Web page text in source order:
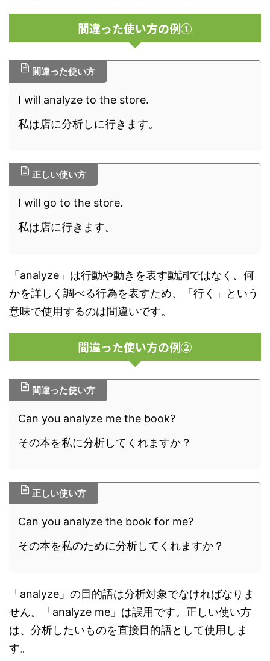
間違った使い方の例①
間違った使い方
I will analyze to the store.
私は店に分析しに行きます。
正しい使い方
I will go to the store.
私は店に行きます。
「analyze」は行動や動きを表す動詞ではなく、何
かを詳しく調べる行為を表すため、「行く」という
意味で使用するのは間違いです。
間違った使い方の例②
間違った使い方
Can you analyze me the book?
その本を私に分析してくれますか？
正しい使い方
Can you analyze the book for me?
その本を私のために分析してくれますか？
「analyze」の目的語は分析対象でなければなりま
せん。「analyze me」は誤用です。正しい使い方
は、分析したいものを直接目的語として使用しま
す。